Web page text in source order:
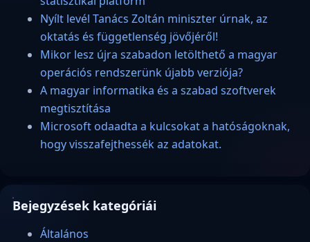
Nyílt levél Tanács Zoltán miniszter úrnak, az
oktatás és függetlenség jövőjéről!
Mikor lesz újra szabadon letölthető a magyar
operációs rendszerünk újabb verziója?
A magyar informatika és a szabad szoftverek
megtisztítása
Microsoft odaadta a kulcsokat a hatóságoknak,
hogy visszafejthessék az adatokat.
Bejegyzések kategóriái
Általános